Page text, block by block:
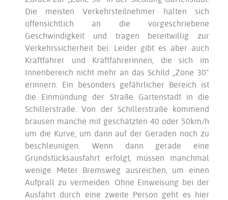
Die meisten Verkehrsteilnehmer halten sich
offensichtlich an die vorgeschriebene
Geschwindigkeit und tragen bereitwillig zur
Verkehrssicherheit bei. Leider gibt es aber auch
Kraftfahrer und Kraftfahrerinnen, die sich im
Innenbereich nicht mehr an das Schild „Zone 30“
erinnern. Ein besonders gefährlicher Bereich ist
die Einmündung der Straße Gartenstadt in die
Schillerstraße. Von der Schillerstraße kommend
brausen manche mit geschätzten 40 oder 50km/h
um die Kurve, um dann auf der Geraden noch zu
beschleunigen. Wenn dann gerade eine
Grundstücksausfahrt erfolgt, müssen manchmal
wenige Meter Bremsweg ausreichen, um einen
Aufprall zu vermeiden. Ohne Einweisung bei der
Ausfahrt durch eine zweite Person geht es hier